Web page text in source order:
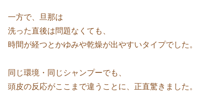
一方で、旦那は
洗った直後は問題なくても、
時間が経つとかゆみや乾燥が出やすいタイプでした。
同じ環境・同じシャンプーでも、
頭皮の反応がここまで違うことに、正直驚きました。